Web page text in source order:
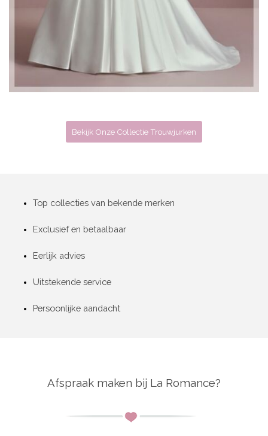
Bekijk Onze Collectie Trouwjurken
Top collecties van bekende merken
Exclusief en betaalbaar
Eerlijk advies
Uitstekende service
Persoonlijke aandacht
Afspraak maken bij La Romance?